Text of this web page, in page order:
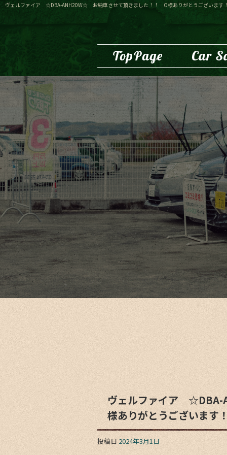
ヴェルファイア ☆DBA-ANH20W☆ お納車させて頂きました！！ O様ありがとうございます！
ヴェルファイア
様ありがとうございます
投稿日 2024年3月1日